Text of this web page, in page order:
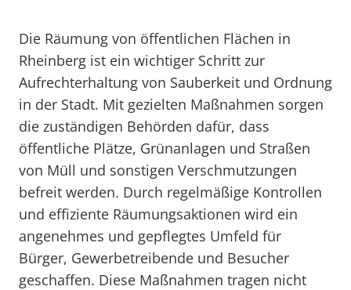
Die Räumung von öffentlichen Flächen in
Rheinberg ist ein wichtiger Schritt zur
Aufrechterhaltung von Sauberkeit und Ordnung
in der Stadt. Mit gezielten Maßnahmen sorgen
die zuständigen Behörden dafür, dass
öffentliche Plätze, Grünanlagen und Straßen
von Müll und sonstigen Verschmutzungen
befreit werden. Durch regelmäßige Kontrollen
und effiziente Räumungsaktionen wird ein
angenehmes und gepflegtes Umfeld für
Bürger, Gewerbetreibende und Besucher
geschaffen. Diese Maßnahmen tragen nicht